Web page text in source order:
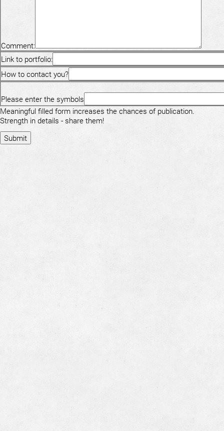
Comment:
Link to portfolio:
How to contact you?
Please enter the symbols
Meaningful filled form increases the chances of publication.
Strength in details - share them!